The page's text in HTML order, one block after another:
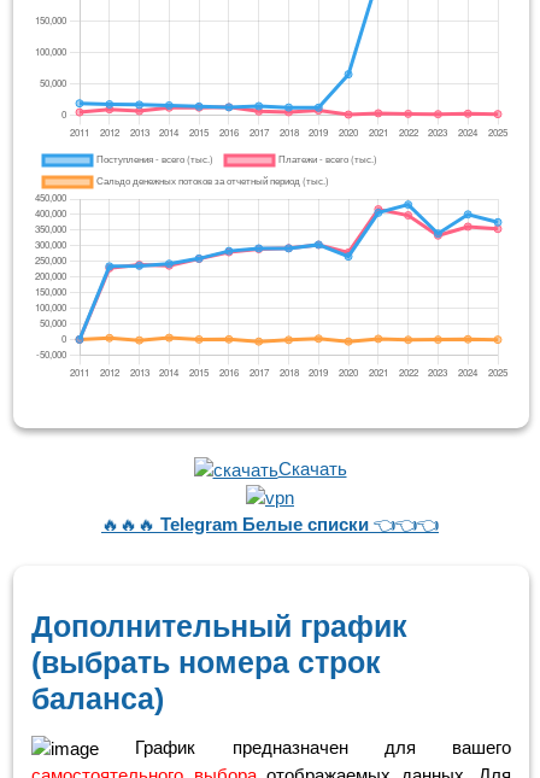
Скачать
🔥🔥🔥 Telegram Белые списки 👈👈👈
Дополнительный график
(выбрать номера строк
баланса)
График предназначен для вашего